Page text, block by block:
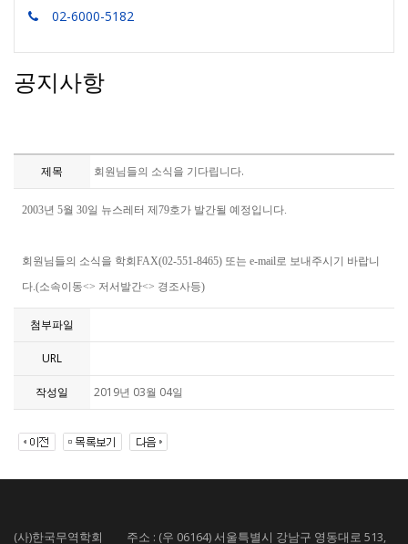
02-6000-5182
공지사항
제목 회원님들의 소식을 기다립니다.
2003년 5월 30일 뉴스레터 제79호가 발간될 예정입니다.
회원님들의 소식을 학회FAX(02-551-8465) 또는 e-mail로 보내주시기 바랍니
다.(소속이동<> 저서발간<> 경조사등)
첨부파일
URL
작성일 2019년 03월 04일
(사)한국무역학회 주소 : (우 06164) 서울특별시 강남구 영동대로 513,